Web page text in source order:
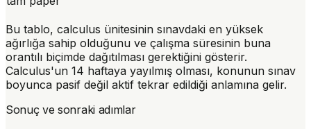
Bu tablo, calculus ünitesinin sınavdaki en yüksek
ağırlığa sahip olduğunu ve çalışma süresinin buna
orantılı biçimde dağıtılması gerektiğini gösterir.
Calculus'un 14 haftaya yayılmış olması, konunun sınav
boyunca pasif değil aktif tekrar edildiği anlamına gelir.
Sonuç ve sonraki adımlar